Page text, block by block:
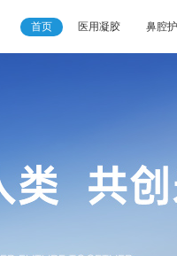
首页 医用凝胶 鼻腔